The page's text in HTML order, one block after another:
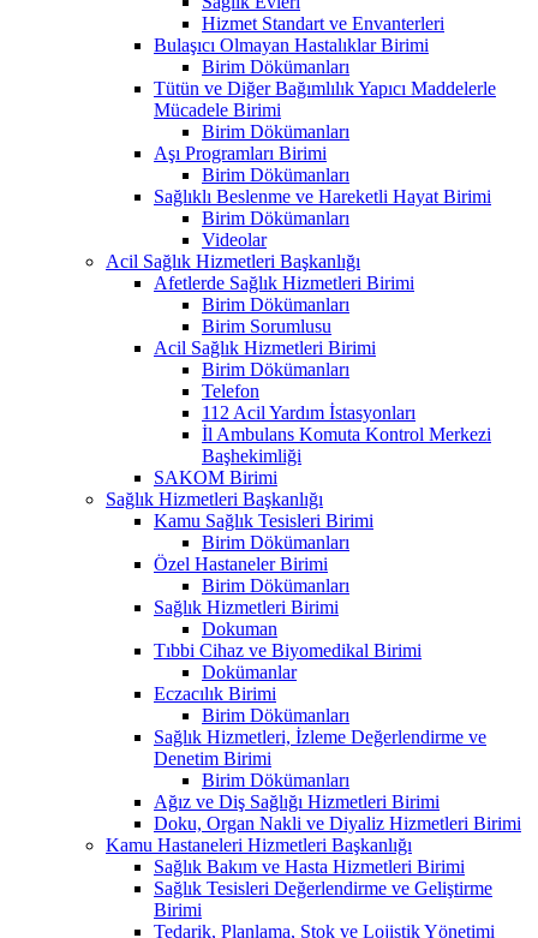
Hizmet Standart ve Envanterleri
Bulaşıcı Olmayan Hastalıklar Birimi
Birim Dökümanları
Tütün ve Diğer Bağımlılık Yapıcı Maddelerle
Mücadele Birimi
Birim Dökümanları
Aşı Programları Birimi
Birim Dökümanları
Sağlıklı Beslenme ve Hareketli Hayat Birimi
Birim Dökümanları
Videolar
Acil Sağlık Hizmetleri Başkanlığı
Afetlerde Sağlık Hizmetleri Birimi
Birim Dökümanları
Birim Sorumlusu
Acil Sağlık Hizmetleri Birimi
Birim Dökümanları
Telefon
112 Acil Yardım İstasyonları
İl Ambulans Komuta Kontrol Merkezi
Başhekimliği
SAKOM Birimi
Sağlık Hizmetleri Başkanlığı
Kamu Sağlık Tesisleri Birimi
Birim Dökümanları
Özel Hastaneler Birimi
Birim Dökümanları
Sağlık Hizmetleri Birimi
Dokuman
Tıbbi Cihaz ve Biyomedikal Birimi
Dokümanlar
Eczacılık Birimi
Birim Dökümanları
Sağlık Hizmetleri, İzleme Değerlendirme ve
Denetim Birimi
Birim Dökümanları
Ağız ve Diş Sağlığı Hizmetleri Birimi
Doku, Organ Nakli ve Diyaliz Hizmetleri Birimi
Kamu Hastaneleri Hizmetleri Başkanlığı
Sağlık Bakım ve Hasta Hizmetleri Birimi
Sağlık Tesisleri Değerlendirme ve Geliştirme
Birimi
Tedarik, Planlama, Stok ve Lojistik Yönetimi